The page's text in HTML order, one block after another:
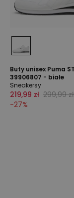
Buty unisex Puma
39906807 - białe
Sneakersy
219,99 zł 299,99 zł
-27%